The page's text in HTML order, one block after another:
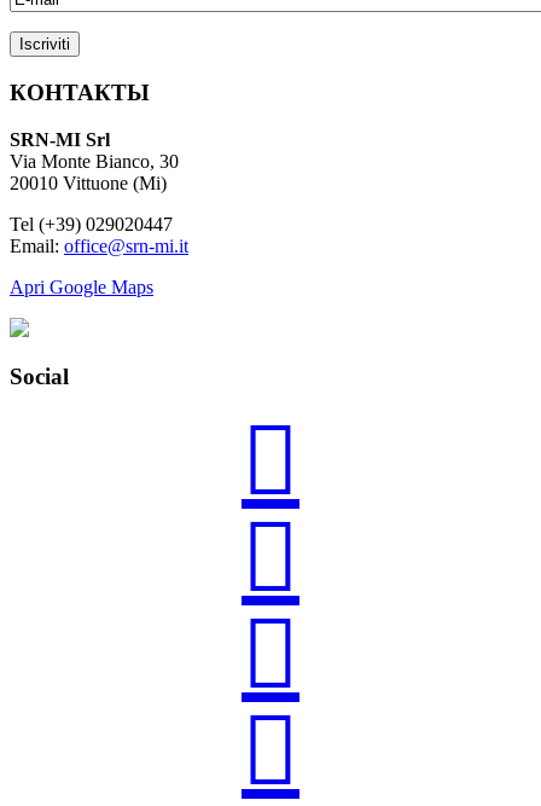
КОНТАКТЫ
SRN-MI Srl
Via Monte Bianco, 30
20010 Vittuone (Mi)
Tel (+39) 029020447
Email: office@srn-mi.it
Apri Google Maps
Social



